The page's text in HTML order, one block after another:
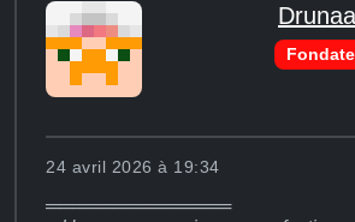
24 avril 2026 à 19:34
══════════════